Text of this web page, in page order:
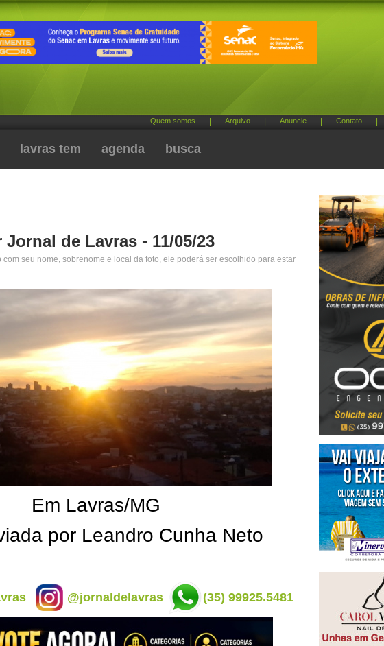
Quem somos Arquivo Anuncie Contato
lavras tem agenda busca
de Lavras - 11/05/23
com seu nome, sobrenome e local da foto, ele poderá ser escolhido para estar
Em Lavras/MG
por Leandro Cunha Neto
@jornaldelavras (35) 99925.5481